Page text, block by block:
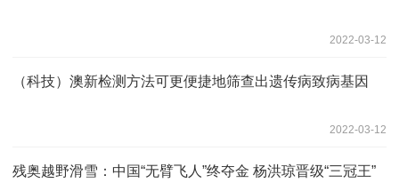
2022-03-12
（科技）澳新检测方法可更便捷地筛查出遗传病致病基因
2022-03-12
残奥越野滑雪：中国“无臂飞人”终夺金 杨洪琼晋级“三冠王”